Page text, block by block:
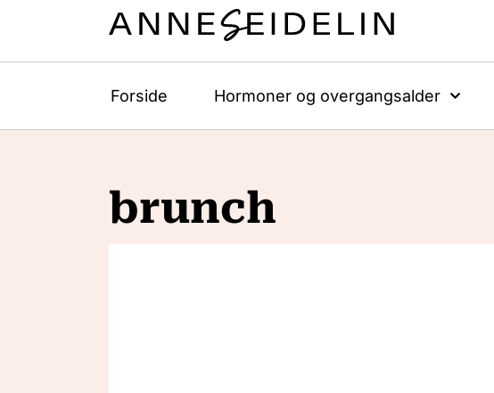
Forside Hormoner og overgangsalder
brunch